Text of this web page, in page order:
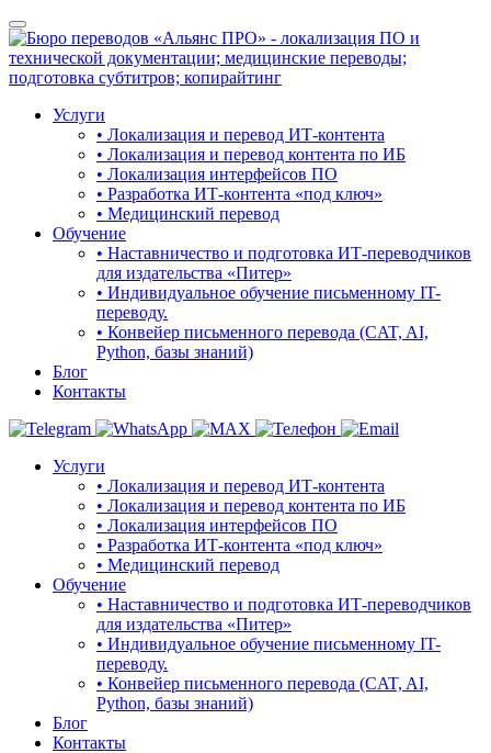
Услуги
• Локализация и перевод ИТ-контента
• Локализация и перевод контента по ИБ
• Локализация интерфейсов ПО
• Разработка ИТ-контента «под ключ»
• Медицинский перевод
Обучение
• Наставничество и подготовка ИТ-переводчиков
для издательства «Питер»
• Индивидуальное обучение письменному IT-
переводу.
• Конвейер письменного перевода (CAT, AI,
Python, базы знаний)
Блог
Контакты
Услуги
• Локализация и перевод ИТ-контента
• Локализация и перевод контента по ИБ
• Локализация интерфейсов ПО
• Разработка ИТ-контента «под ключ»
• Медицинский перевод
Обучение
• Наставничество и подготовка ИТ-переводчиков
для издательства «Питер»
• Индивидуальное обучение письменному IT-
переводу.
• Конвейер письменного перевода (CAT, AI,
Python, базы знаний)
Блог
Контакты